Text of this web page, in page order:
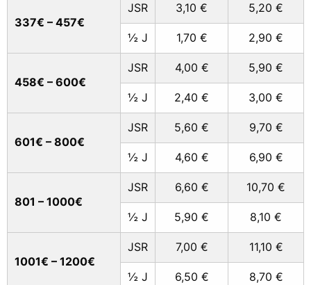
337€ – 457€
JSR 3,10 € 5,20 €
½ J 1,70 € 2,90 €
458€ – 600€
JSR 4,00 € 5,90 €
½ J 2,40 € 3,00 €
601€ – 800€
JSR 5,60 € 9,70 €
½ J 4,60 € 6,90 €
801 – 1000€
JSR 6,60 € 10,70 €
½ J 5,90 € 8,10 €
1001€ – 1200€
JSR 7,00 € 11,10 €
½ J 6,50 € 8,70 €